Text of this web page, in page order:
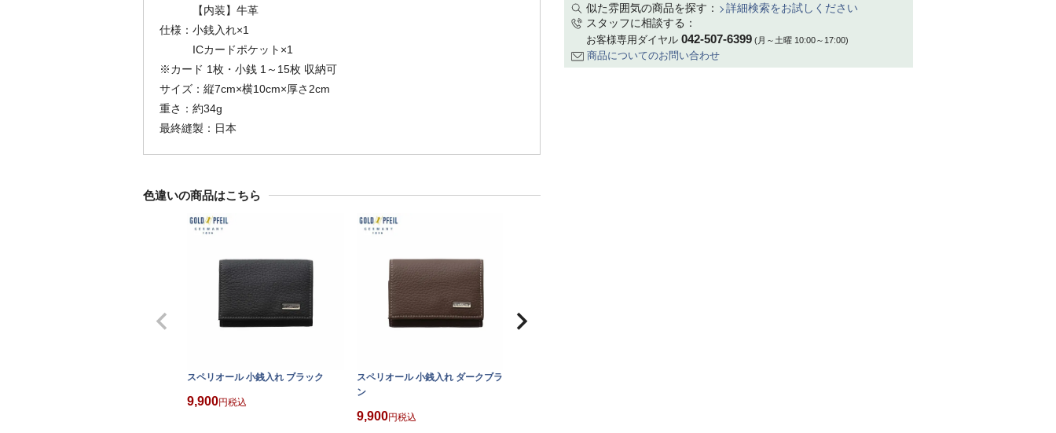
【内装】牛革
仕様：小銭入れ×1
ICカードポケット×1
※カード 1枚・小銭 1～15枚 収納可
サイズ：縦7cm×横10cm×厚さ2cm
重さ：約34g
最終縫製：日本
色違いの商品はこちら
スペリオール 小銭入れ ブラック
9,900 税込
スペリオール 小銭入れ ダークブラウ
ン
9,900 税込
似た雰囲気の商品を探す：
詳細検索をお試しください
スタッフに相談する：
お客様専用ダイヤル 042-507-6399(月～土曜 10:00～17:00)
商品についてのお問い合わせ